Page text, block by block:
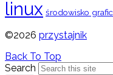
linux środowisko
©2026 przystajnik
Back To Top
Search